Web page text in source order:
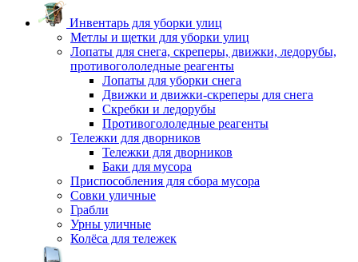
Инвентарь для уборки улиц
Метлы и щетки для уборки улиц
Лопаты для снега, скреперы, движки, ледорубы,
противогололедные реагенты
Лопаты для уборки снега
Движки и движки-скреперы для снега
Скребки и ледорубы
Противогололедные реагенты
Тележки для дворников
Тележки для дворников
Баки для мусора
Приспособления для сбора мусора
Совки уличные
Грабли
Урны уличные
Колёса для тележек